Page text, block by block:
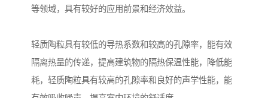
等领域，具有较好的应用前景和经济效益。
轻质陶粒具有较低的导热系数和较高的孔隙率，能有效
隔离热量的传递，提高建筑物的隔热保温性能，降低能
耗，轻质陶粒具有较高的孔隙率和良好的声学性能，能